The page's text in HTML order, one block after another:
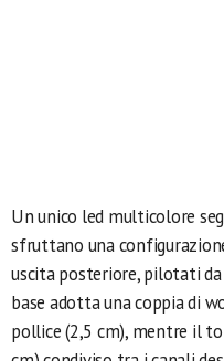
Un unico led multicolore
sfruttano una
uscita posteriore, pilotati
base adotta una coppia di
pollice (2,5 cm), mentre il